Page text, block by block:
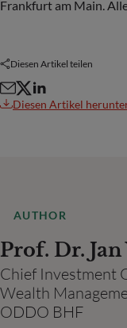
Frankfurt am Main.
Diesen Artikel teilen
Diesen Artikel
AUTHOR
Prof. Dr.
Chief Investment
Wealth
ODDO BHF